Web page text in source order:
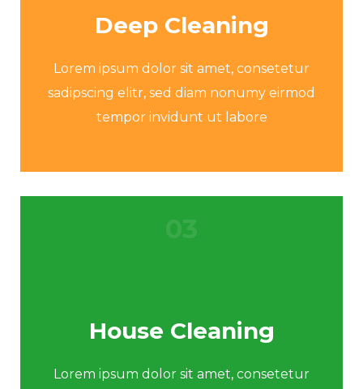
Deep Cleaning
Lorem ipsum dolor sit amet, consetetur
sadipscing elitr, sed diam nonumy eirmod
tempor invidunt ut labore
House Cleaning
Lorem ipsum dolor sit amet, consetetur